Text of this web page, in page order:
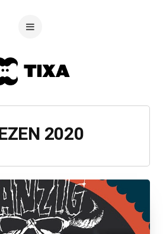
2020